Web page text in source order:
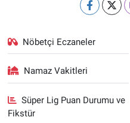
Nöbetçi Eczaneler
Namaz Vakitleri
Süper Lig Puan Durumu ve
Fikstür